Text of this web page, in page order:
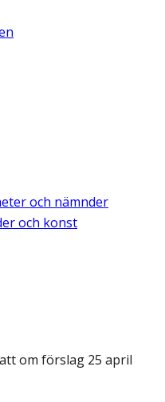
och nämnder
och konst
om förslag 25 april